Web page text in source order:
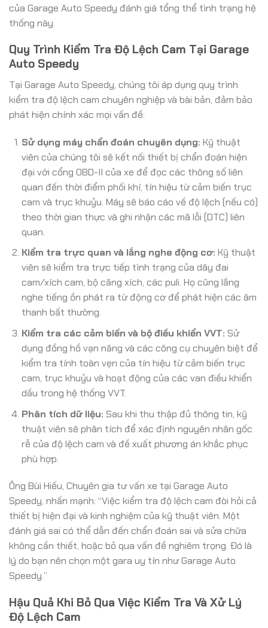
của Garage Auto Speedy đánh giá tổng thể tình trạng hệ
thống này.
Quy Trình Kiểm Tra Độ Lệch Cam Tại Garage
Auto Speedy
Tại Garage Auto Speedy, chúng tôi áp dụng quy trình
kiểm tra độ lệch cam chuyên nghiệp và bài bản, đảm bảo
phát hiện chính xác mọi vấn đề:
Sử dụng máy chẩn đoán chuyên dụng: Kỹ thuật
viên của chúng tôi sẽ kết nối thiết bị chẩn đoán hiện
đại với cổng OBD-II của xe để đọc các thông số liên
quan đến thời điểm phối khí, tín hiệu từ cảm biến trục
cam và trục khuỷu. Máy sẽ báo cáo về độ lệch (nếu có)
theo thời gian thực và ghi nhận các mã lỗi (DTC) liên
quan.
Kiểm tra trực quan và lắng nghe động cơ: Kỹ thuật
viên sẽ kiểm tra trực tiếp tình trạng của dây đai
cam/xích cam, bộ căng xích, các puli. Họ cũng lắng
nghe tiếng ồn phát ra từ động cơ để phát hiện các âm
thanh bất thường.
Kiểm tra các cảm biến và bộ điều khiển VVT: Sử
dụng đồng hồ vạn năng và các công cụ chuyên biệt để
kiểm tra tính toàn vẹn của tín hiệu từ cảm biến trục
cam, trục khuỷu và hoạt động của các van điều khiển
dầu trong hệ thống VVT.
Phân tích dữ liệu: Sau khi thu thập đủ thông tin, kỹ
thuật viên sẽ phân tích để xác định nguyên nhân gốc
rễ của độ lệch cam và đề xuất phương án khắc phục
phù hợp.
Ông Bùi Hiếu, Chuyên gia tư vấn xe tại Garage Auto
Speedy, nhấn mạnh: “Việc kiểm tra độ lệch cam đòi hỏi cả
thiết bị hiện đại và kinh nghiệm của kỹ thuật viên. Một
đánh giá sai có thể dẫn đến chẩn đoán sai và sửa chữa
không cần thiết, hoặc bỏ qua vấn đề nghiêm trọng. Đó là
lý do bạn nên chọn một gara uy tín như Garage Auto
Speedy.”
Hậu Quả Khi Bỏ Qua Việc Kiểm Tra Và Xử Lý
Độ Lệch Cam